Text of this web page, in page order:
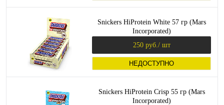
Snickers HiProtein White 57 гр (Mars
Incorporated)
250 руб. / шт
НЕДОСТУПНО
Snickers HiProtein Crisp 55 гр (Mars
Incorporated)